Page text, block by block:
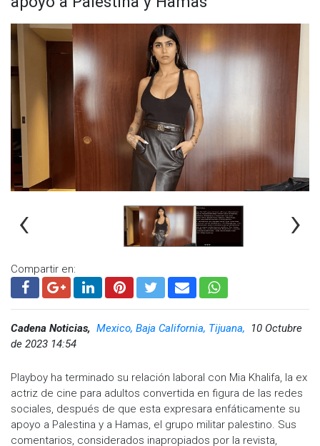
‹ ›
Compartir en:
Cadena Noticias, Mexico, Baja California, Tijuana,
10 Octubre
de 2023 14:54
Playboy ha terminado su relación laboral con Mia Khalifa, la ex
actriz de cine para adultos convertida en figura de las redes
sociales, después de que esta expresara enfáticamente su
apoyo a Palestina y a Hamas, el grupo militar palestino. Sus
comentarios, considerados inapropiados por la revista,